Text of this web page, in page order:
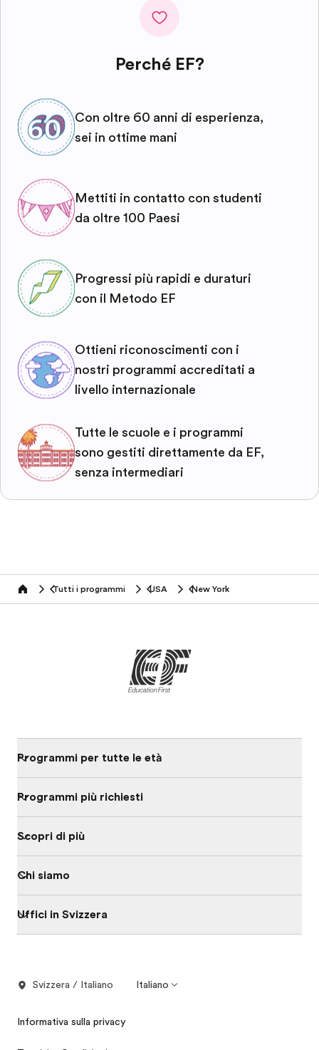
Perché EF?
Con oltre 60 anni di esperienza,
sei in ottime mani
Mettiti in contatto con studenti
da oltre 100 Paesi
Progressi più rapidi e duraturi
con il Metodo EF
Ottieni riconoscimenti con i
nostri programmi accreditati a
livello internazionale
Tutte le scuole e i programmi
sono gestiti direttamente da EF,
senza intermediari
home Tutti i programmi USA New York
Programmi per tutte le età
Programmi più richiesti
Scopri di più
Chi siamo
Uffici in Svizzera
Svizzera / Italiano Italiano
Informativa sulla privacy